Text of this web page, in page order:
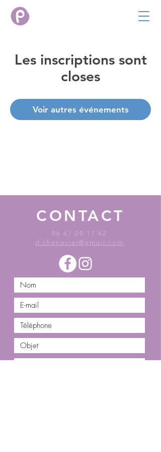
Les inscriptions sont
closes
Voir autres événements
CONTACT
06 61 08 17 42
d.chenevier@gmail.com